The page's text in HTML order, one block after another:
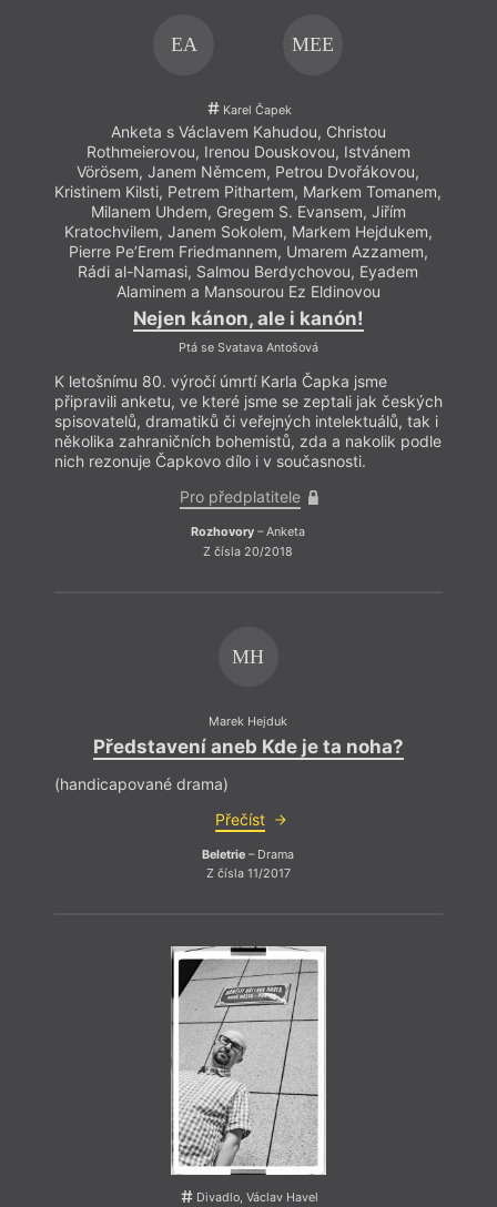
EA MEE
Karel Čapek
Anketa s Václavem Kahudou, Christou
Rothmeierovou, Irenou Douskovou, Istvánem
Vörösem, Janem Němcem, Petrou Dvořákovou,
Kristinem Kilsti, Petrem Pithartem, Markem Tomanem,
Milanem Uhdem, Gregem S. Evansem, Jiřím
Kratochvilem, Janem Sokolem, Markem Hejdukem,
Pierre Pe’Erem Friedmannem, Umarem Azzamem,
Rádi al-Namasi, Salmou Berdychovou, Eyadem
Alaminem a Mansourou Ez Eldinovou
Nejen kánon, ale i kanón!
Ptá se Svatava Antošová
K letošnímu 80. výročí úmrtí Karla Čapka jsme
připravili anketu, ve které jsme se zeptali jak českých
spisovatelů, dramatiků či veřejných intelektuálů, tak i
několika zahraničních bohemistů, zda a nakolik podle
nich rezonuje Čapkovo dílo i v současnosti.
Pro předplatitele
Rozhovory – Anketa
Z čísla 20/2018
MH
Marek Hejduk
Představení aneb Kde je ta noha?
(handicapované drama)
Přečíst
Beletrie – Drama
Z čísla 11/2017
Divadlo, Václav Havel